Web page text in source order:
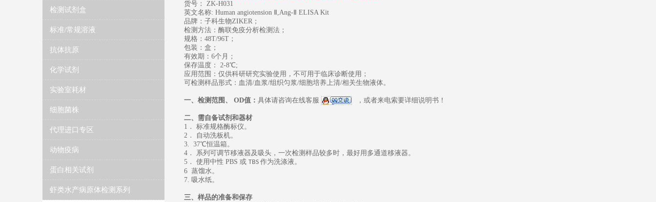
检测试剂盒
标准/常规溶液
抗体抗原
化学试剂
实验室耗材
细胞菌株
代理进口专区
动物疫病
蛋白相关试剂
虾类水产病原体检测系列
货号： ZK-H031
英文名称: Human angiotension Ⅱ,Ang-Ⅱ ELISA Kit
品牌：子科生物ZIKER；
检测方法：酶联免疫分析检测法；
规格：48T/96T；
包装：盒；
有效期：6个月；
保存温度： 2-8℃;
应用范围：仅供科研研究实验使用，不可用于临床诊断使用；
可检测样品形式：血清/血浆/组织匀浆/细胞培养上清/相关生物液体。
一、 检测范围、 OD值： 具体请咨询在线客服 ，或者来电索要详细说明书 ！
二、需自备试剂和器材
1 ． 标准规格酶标仪。
2 ． 自动洗板机。
3. 37℃恒温箱。
4 ． 系列可调节移液器及吸头，一次检测样品较多时，最好用多通道移液器。
5 ． 使用中性 PBS 或 TBS 作为洗涤液。
6 蒸馏水。
7. 吸水纸。
三、样品的准备和保存